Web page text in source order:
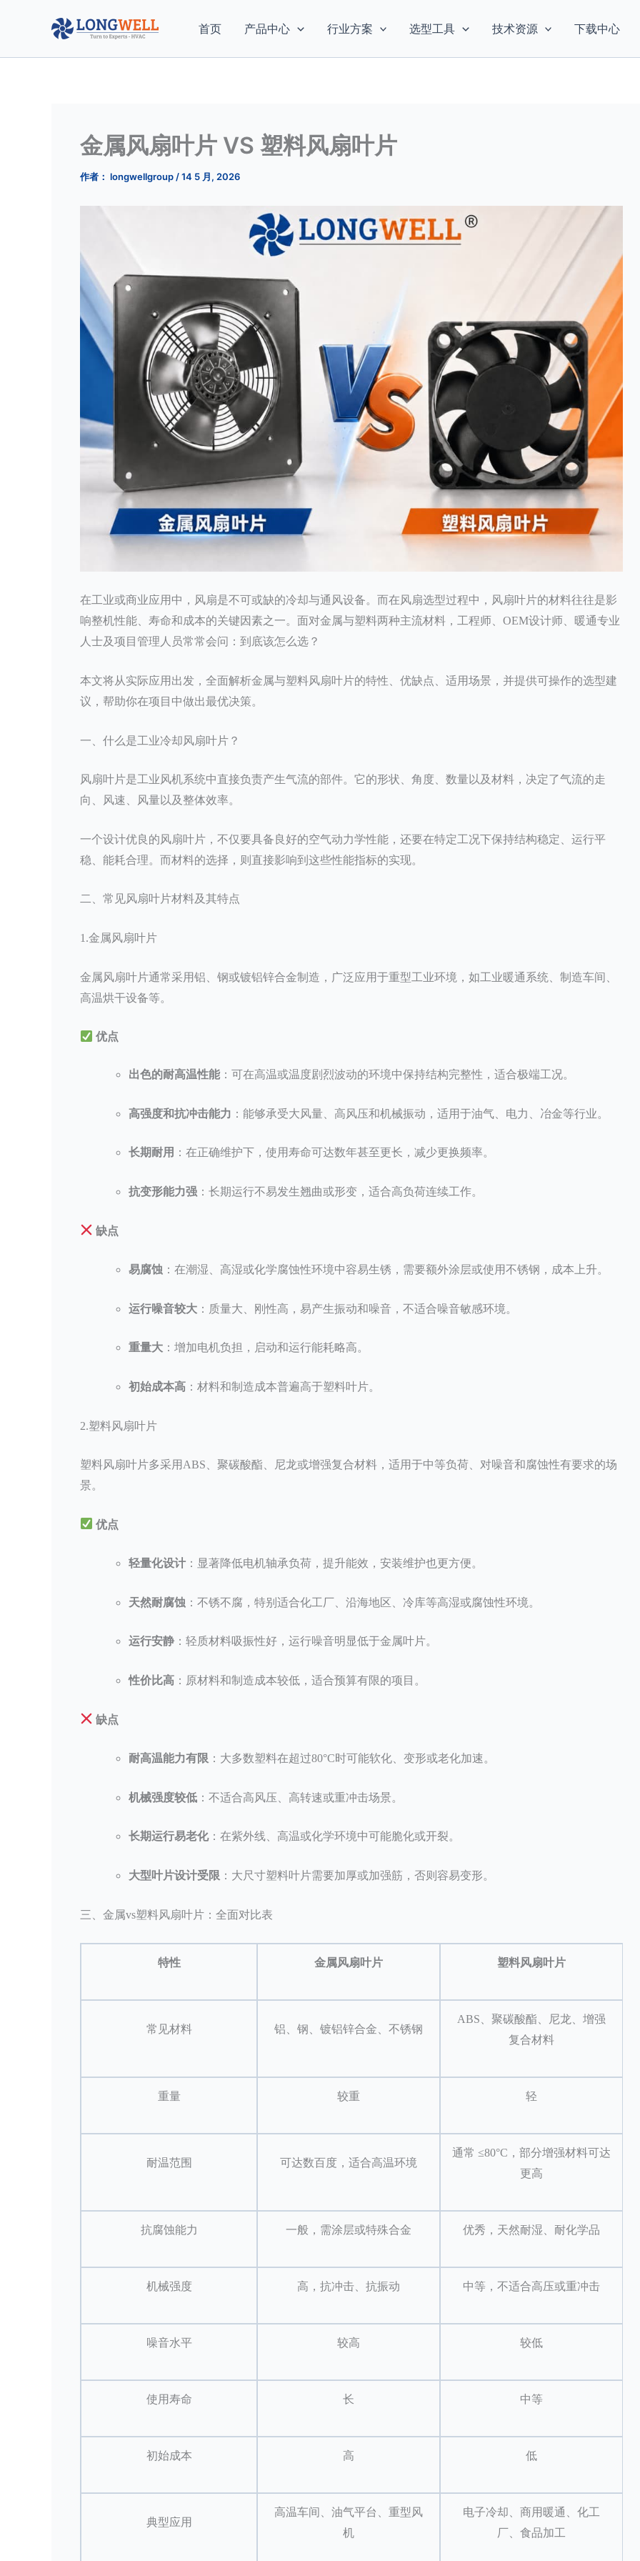
首页 产品中心 行业方案 选型工具 技术资源 下载中心
金属风扇叶片 VS 塑料风扇叶片
作者： longwellgroup /14 5 月, 2026
在工业或商业应用中，风扇是不可或缺的冷却与通风设备。而在风扇选型过程中，风扇叶片的材料往往是影
响整机性能、寿命和成本的关键因素之一。面对金属与塑料两种主流材料，工程师、OEM设计师、暖通专业
人士及项目管理人员常常会问：到底该怎么选？
本文将从实际应用出发，全面解析金属与塑料风扇叶片的特性、优缺点、适用场景，并提供可操作的选型建
议，帮助你在项目中做出最优决策。
一、什么是工业冷却风扇叶片？
风扇叶片是工业风机系统中直接负责产生气流的部件。它的形状、角度、数量以及材料，决定了气流的走
向、风速、风量以及整体效率。
一个设计优良的风扇叶片，不仅要具备良好的空气动力学性能，还要在特定工况下保持结构稳定、运行平
稳、能耗合理。而材料的选择，则直接影响到这些性能指标的实现。
二、常见风扇叶片材料及其特点
1.金属风扇叶片
金属风扇叶片通常采用铝、钢或镀铝锌合金制造，广泛应用于重型工业环境，如工业暖通系统、制造车间、
高温烘干设备等。
优点
出色的耐高温性能：可在高温或温度剧烈波动的环境中保持结构完整性，适合极端工况。
高强度和抗冲击能力 ：能够承受大风量、高风压和机械振动，适用于油气、电力、冶金等行业。
长期耐用 ：在正确维护下，使用寿命可达数年甚至更长，减少更换频率。
抗变形能力强 ：长期运行不易发生翘曲或形变，适合高负荷连续工作。
缺点
易腐蚀 ：在潮湿、高湿或化学腐蚀性环境中容易生锈，需要额外涂层或使用不锈钢，成本上升。
运行噪音较大 ：质量大、刚性高，易产生振动和噪音，不适合噪音敏感环境。
重量大 ：增加电机负担，启动和运行能耗略高。
初始成本高 ：材料和制造成本普遍高于塑料叶片。
2.塑料风扇叶片
塑料风扇叶片多采用ABS、聚碳酸酯、尼龙或增强复合材料，适用于中等负荷、对噪音和腐蚀性有要求的场
景。
优点
轻量化设计 ：显著降低电机轴承负荷，提升能效，安装维护也更方便。
天然耐腐蚀 ：不锈不腐，特别适合化工厂、沿海地区、冷库等高湿或腐蚀性环境。
运行安静 ：轻质材料吸振性好，运行噪音明显低于金属叶片。
性价比高 ：原材料和制造成本较低，适合预算有限的项目。
缺点
耐高温能力有限 ：大多数塑料在超过80°C时可能软化、变形或老化加速。
机械强度较低 ：不适合高风压、高转速或重冲击场景。
长期运行易老化：在紫外线、高温或化学环境中可能脆化或开裂。
大型叶片设计受限 ：大尺寸塑料叶片需要加厚或加强筋，否则容易变形。
三、金属vs塑料风扇叶片：全面对比表
特性 金属风扇叶片 塑料风扇叶片
常见材料 铝、钢、镀铝锌合金、不锈钢
ABS、聚碳酸酯、尼龙、增强
复合材料
重量 较重 轻
耐温范围 可达数百度，适合高温环境
通常 ≤80°C，部分增强材料可达
更高
抗腐蚀能力 一般，需涂层或特殊合金 优秀，天然耐湿、耐化学品
机械强度 高，抗冲击、抗振动 中等，不适合高压或重冲击
噪音水平 较高 较低
使用寿命 长 中等
初始成本 高 低
典型应用
高温车间、油气平台、重型风
机
电子冷却、商用暖通、化工
厂、食品加工